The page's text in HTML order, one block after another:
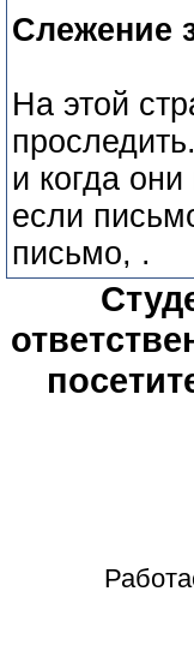
Слежение
На этой
и когда
если
письмо, .